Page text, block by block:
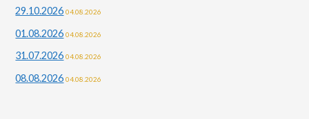
29.10.2026 04.08.2026
01.08.2026 04.08.2026
31.07.2026 04.08.2026
08.08.2026 04.08.2026